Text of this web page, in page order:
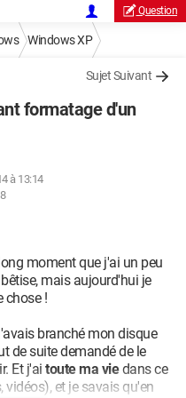
Question
Windows XP
Sujet Suivant
formatage d'un
à 13:14
moment que j'ai un peu
mais aujourd'hui je
chose !
branché mon disque
de suite demandé de le
Et j'ai toute ma viedans ce
et je savais qu'en